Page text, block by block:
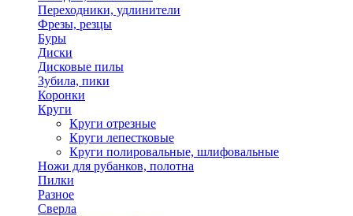
Переходники, удлинители
Фрезы, резцы
Буры
Диски
Дисковые пилы
Зубила, пики
Коронки
Круги
Круги отрезные
Круги лепестковые
Круги полировальные, шлифовальные
Ножи для рубанков, полотна
Пилки
Разное
Сверла